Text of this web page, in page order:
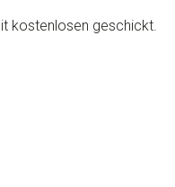
kostenlosen geschickt.